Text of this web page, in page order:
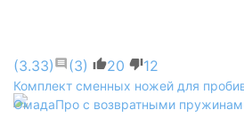
(3.33) (3) 20 12
Комплект сменных ножей для
ОмадаПро с возвратными